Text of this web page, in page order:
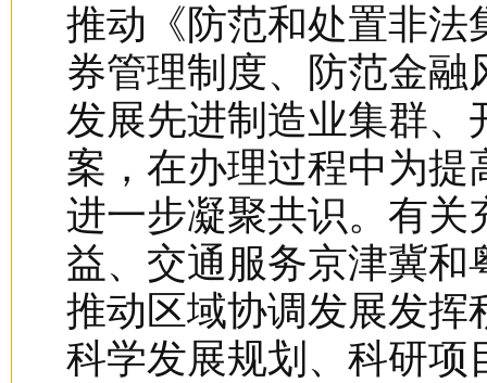
推动《防范和处置非法
券管理制度、防范金
发展先进制造业集群、
案，在办理过程中为
进一步凝聚共识。有关
益、交通服务京津冀
推动区域协调发展发挥
科学发展规划、科研项